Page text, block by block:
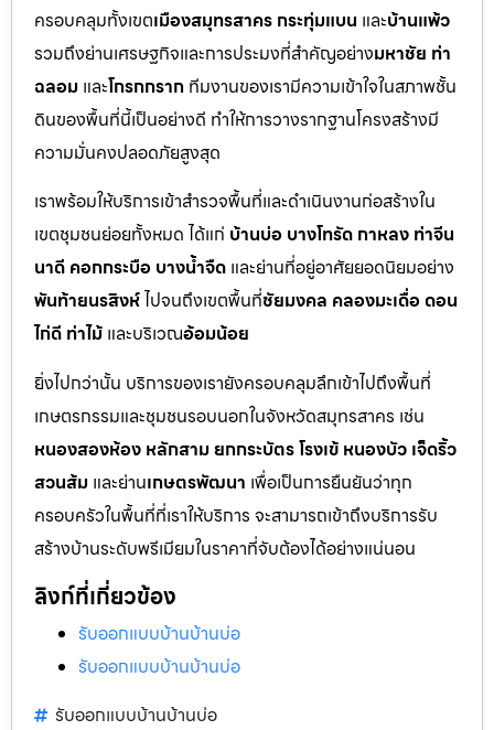
ครอบคลุมทั้งเขตเมืองสมุทรสาคร กระทุ่มแบน และบ้านแพ้ว
รวมถึงย่านเศรษฐกิจและการประมงที่สำคัญอย่างมหาชัย ท่า
ฉลอม และโกรกกราก ทีมงานของเรามีความเข้าใจในสภาพชั้น
ดินของพื้นที่นี้เป็นอย่างดี ทำให้การวางรากฐานโครงสร้างมี
ความมั่นคงปลอดภัยสูงสุด
เราพร้อมให้บริการเข้าสำรวจพื้นที่และดำเนินงานก่อสร้างใน
เขตชุมชนย่อยทั้งหมด ได้แก่ บ้านบ่อ บางโทรัด กาหลง ท่าจีน
นาดี คอกกระบือ บางน้ำจืด และย่านที่อยู่อาศัยยอดนิยมอย่าง
พันท้ายนรสิงห์ไปจนถึงเขตพื้นที่ชัยมงคล คลองมะเดื่อ ดอน
ไก่ดี ท่าไม้ และบริเวณอ้อมน้อย
ยิ่งไปกว่านั้น บริการของเรายังครอบคลุมลึกเข้าไปถึงพื้นที่
เกษตรกรรมและชุมชนรอบนอกในจังหวัดสมุทรสาคร เช่น
หนองสองห้อง หลักสาม ยกกระบัตร โรงเข้ หนองบัว เจ็ดริ้ว
สวนส้ม และย่านเกษตรพัฒนา เพื่อเป็นการยืนยันว่าทุก
ครอบครัวในพื้นที่ที่เราให้บริการ จะสามารถเข้าถึงบริการรับ
สร้างบ้านระดับพรีเมียมในราคาที่จับต้องได้อย่างแน่นอน
ลิงก์ที่เกี่ยวข้อง
รับออกแบบบ้านบ้านบ่อ
รับออกแบบบ้านบ้านบ่อ
รับออกแบบบ้านบ้านบ่อ